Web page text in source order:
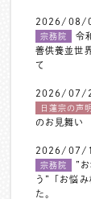
2026/08/
宗務院
令
善供養並世
て
2026/07/
日蓮宗の声明
のお見舞い
2026/07/
宗務院
”
う”「お悩
た。